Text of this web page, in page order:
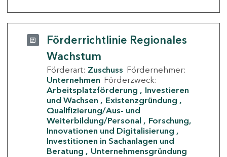
Förderrichtlinie Regionales
Wachstum
Förderart: Zuschuss Fördernehmer:
Unternehmen Förderzweck:
Arbeitsplatzförderung
Investieren
und Wachsen
Existenzgründung
Qualifizierung/Aus- und
Weiterbildung/Personal
Forschung,
Innovationen und Digitalisierung
Investitionen in Sachanlagen und
Beratung
Unternehmensgründung